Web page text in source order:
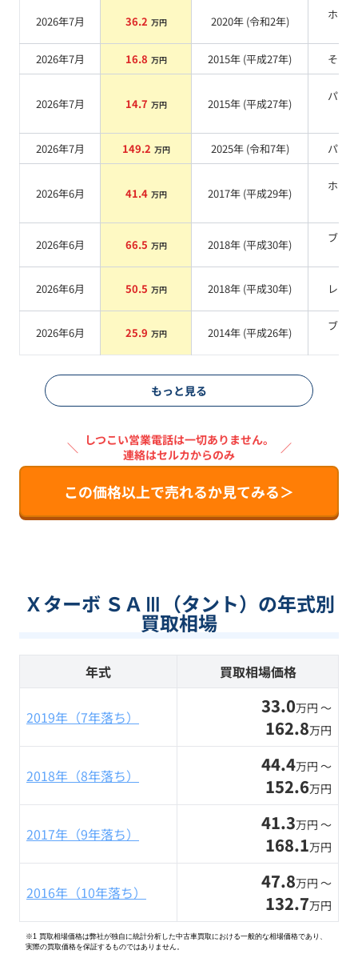
2026年7月 36.2 万円 2020年 (令和2年)
ホワ
2026年7月
16.8 万円 2015年 (平成27年) その他
2026年7月 14.7 万円 2015年 (平成27年)
パー
2026年7月 149.2 万円 2025年 (令和7年) パール
2026年6月 41.4 万円 2017年 (平成29年)
ホワ
2026年6月 66.5 万円 2018年 (平成30年)
ブラ
2026年6月 50.5 万円 2018年 (平成30年) レッド
2026年6月 25.9 万円 2014年 (平成26年)
ブラ
もっと見る
＼ しつこい営業電話は一切ありません。
連絡はセルカからのみ
／
この価格以上で売れるか見てみる＞
Ｘターボ ＳＡⅢ（タント）の年式別
買取相場
年式 買取相場価格
2019年（7年落ち） 33.0万円 〜
162.8万円
2018年（8年落ち） 44.4万円 〜
152.6万円
2017年（9年落ち） 41.3万円 〜
168.1万円
2016年（10年落ち） 47.8万円 〜
132.7万円
※1 買取相場価格は弊社が独自に統計分析した中古車買取における一般的な相場価格であり、
実際の買取価格を保証するものではありません。